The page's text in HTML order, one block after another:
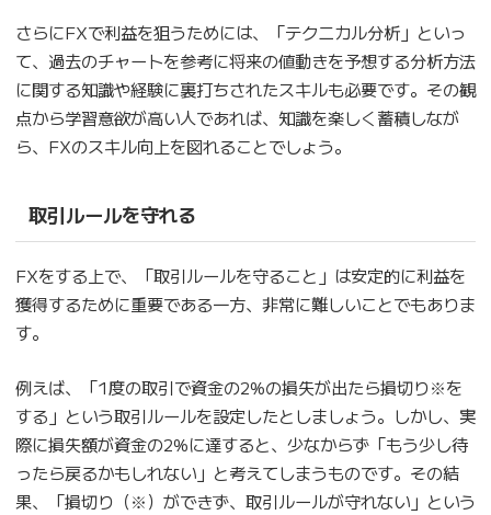
さらにFXで利益を狙うためには、「テクニカル分析」といっ
て、過去のチャートを参考に将来の値動きを予想する分析方法
に関する知識や経験に裏打ちされたスキルも必要です。その観
点から学習意欲が高い人であれば、知識を楽しく蓄積しなが
ら、FXのスキル向上を図れることでしょう。
取引ルールを守れる
FXをする上で、「取引ルールを守ること」は安定的に利益を
獲得するために重要である一方、非常に難しいことでもありま
す。
例えば、「1度の取引で資金の2%の損失が出たら損切り※を
する」という取引ルールを設定したとしましょう。しかし、実
際に損失額が資金の2%に達すると、少なからず「もう少し待
ったら戻るかもしれない」と考えてしまうものです。その結
果、「損切り（※）ができず、取引ルールが守れない」という